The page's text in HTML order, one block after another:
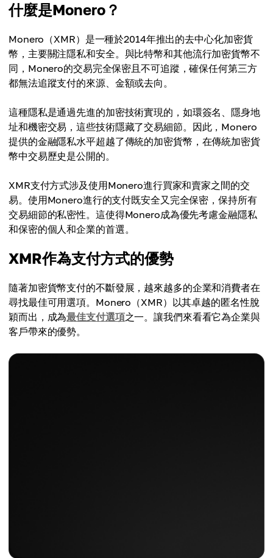
什麼是Monero？
Monero（XMR）是一種於2014年推出的去中心化加密貨
幣，主要關注隱私和安全。與比特幣和其他流行加密貨幣不
同，Monero的交易完全保密且不可追蹤，確保任何第三方
都無法追蹤支付的來源、金額或去向。
這種隱私是通過先進的加密技術實現的，如環簽名、隱身地
址和機密交易，這些技術隱藏了交易細節。因此，Monero
提供的金融隱私水平超越了傳統的加密貨幣，在傳統加密貨
幣中交易歷史是公開的。
XMR支付方式涉及使用Monero進行買家和賣家之間的交
易。使用Monero進行的支付既安全又完全保密，保持所有
交易細節的私密性。這使得Monero成為優先考慮金融隱私
和保密的個人和企業的首選。
XMR作為支付方式的優勢
隨著加密貨幣支付的不斷發展，越來越多的企業和消費者在
尋找最佳可用選項。Monero（XMR）以其卓越的匿名性脫
穎而出，成為最佳支付選項之一。讓我們來看看它為企業與
客戶帶來的優勢。